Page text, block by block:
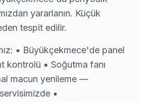
orijinal güç kablosu ve adaptör
HDMI kablolarını çekip
ve ısı kaynaklarından
UPS veya gerilim regülatörü ile
Büyükçekmece'de ortam
yararlanın. Küçük
tespit edilir.
• Büyükçekmece'de panel
kontrolü • Soğutma fanı
macun yenileme —
•